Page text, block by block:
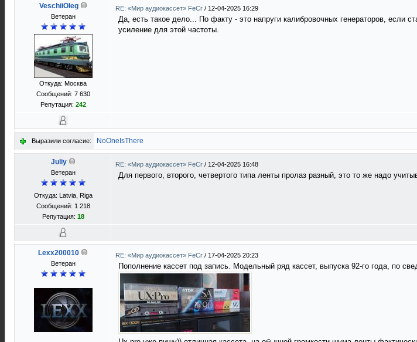
VeschiiOleg
Ветеран
Откуда: Москва
Сообщений: 7 630
Репутация: 242
RE: «Мир аудиокассет» FeCr / 12-04-2025 16:29
Да, есть такое дело... По факту - это напруги калибровочных генераторов, если
усиление для этой частоты.
Выразили согласие: NoOneIsThere
Juliy
Ветеран
Откуда: Latvia, Riga
Сообщений: 1 218
Репутация: 18
RE: «Мир аудиокассет» FeCr / 12-04-2025 16:48
Для первого, второго, четвертого типа ленты пролаз разный, это то же надо
Lexx200010
Ветеран
RE: «Мир аудиокассет» FeCr / 17-04-2025 20:23
Пополнение кассет под запись. Модельный ряд кассет, выпуска 92-го года, по